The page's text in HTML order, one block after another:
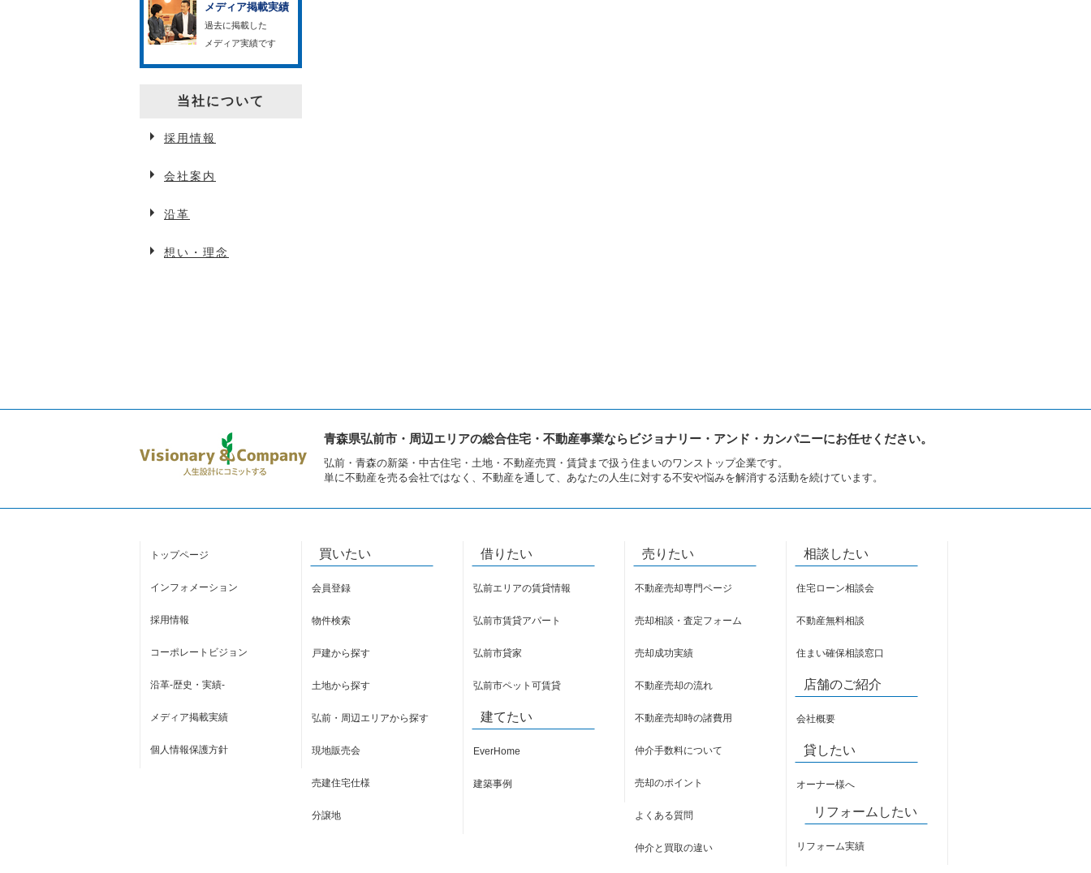
メディア掲載実績
過去に掲載した
メディア実績です
当社について
採用情報
会社案内
沿革
想い・理念
青森県弘前市・周辺エリアの総合住宅・不動産事業ならビジョナリー・アンド・カンパニーにお任せください。
弘前・青森の新築・中古住宅・土地・不動産売買・賃貸まで扱う住まいのワンストップ企業です。
単に不動産を売る会社ではなく、不動産を通して、あなたの人生に対する不安や悩みを解消する活動を続けています。
トップページ
インフォメーション
採用情報
コーポレートビジョン
沿革-歴史・実績-
メディア掲載実績
個人情報保護方針
買いたい
会員登録
物件検索
戸建から探す
土地から探す
弘前・周辺エリアから探す
現地販売会
売建住宅仕様
分譲地
借りたい
弘前エリアの賃貸情報
弘前市賃貸アパート
弘前市貸家
弘前市ペット可賃貸
建てたい
EverHome
建築事例
売りたい
不動産売却専門ページ
売却相談・査定フォーム
売却成功実績
不動産売却の流れ
不動産売却時の諸費用
仲介手数料について
売却のポイント
よくある質問
仲介と買取の違い
相談したい
住宅ローン相談会
不動産無料相談
住まい確保相談窓口
店舗のご紹介
会社概要
貸したい
オーナー様へ
リフォームしたい
リフォーム実績